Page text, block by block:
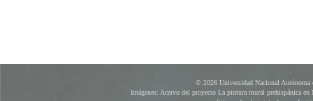
© 2026 Universidad Nacional Autónoma
Imágenes: Acervo del proyecto La pintura mural prehispánica